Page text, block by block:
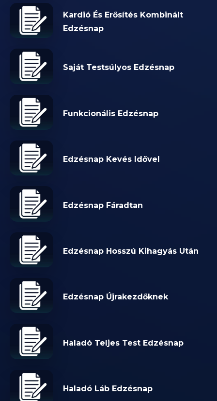
Kardió És Erősítés Kombinált
Edzésnap
Saját Testsúlyos Edzésnap
Funkcionális Edzésnap
Edzésnap Kevés Idővel
Edzésnap Fáradtan
Edzésnap Hosszú Kihagyás Után
Edzésnap Újrakezdőknek
Haladó Teljes Test Edzésnap
Haladó Láb Edzésnap